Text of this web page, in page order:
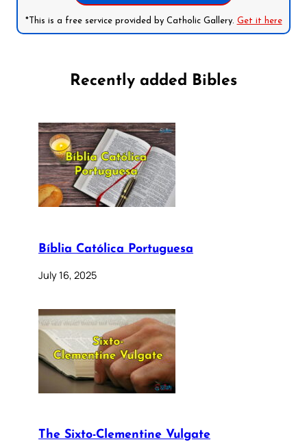
*This is a free service provided by Catholic Gallery. Get it here
Recently added Bibles
Bíblia Católica Portuguesa
July 16, 2025
The Sixto-Clementine Vulgate